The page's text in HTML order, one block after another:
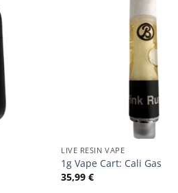
LIVE RESIN VAPE
1g Vape Cart: Cali Gas
35,99€